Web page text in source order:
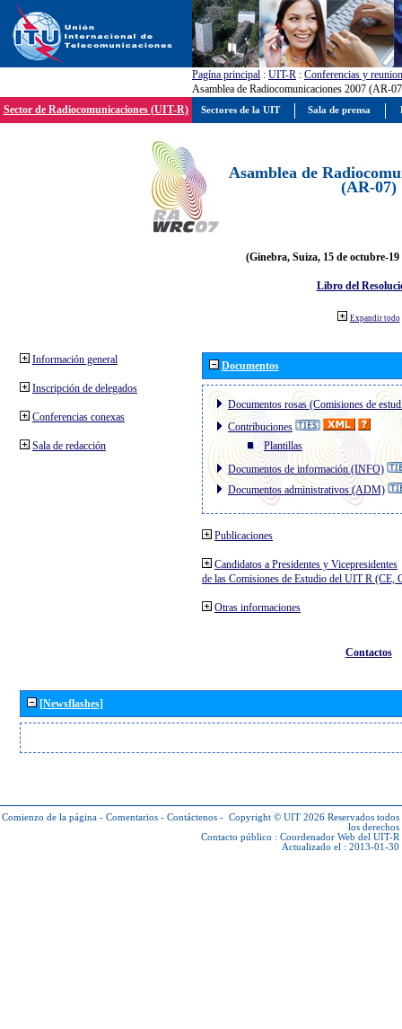
Pagína principal : UIT-R : Conferencias y
Asamblea de Radiocomunicaciones 2007 (AR-
Sector de Radiocomunicaciones (UIT-R)
Asamblea de
(AR-07)
(Ginebra, Suiza, 15 de octubre-19
Libro del
Expandir todo
Información general
Inscripción de delegados
Conferencias conexas
Sala de redacción
Documentos
Documentos rosas (Comisiones de
Contribuciones
Plantillas
Documentos de información (INFO)
Documentos administrativos (ADM)
Publicaciones
Candidatos a Presidentes y Vicepresidentes
de las Comisiones de Estudio del UIT R (CE,
Otras informaciones
Contactos
[Newsflashes]
Comienzo de la página - Comentarios - Contáctenos - Copyright © UIT 2026 Reservados todos
los derechos
Contacto público : Coordenador Web del UIT-R
Actualizado el : 2013-01-30
Sectores de la UIT Sala de prensa